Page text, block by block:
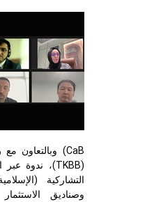
CaB) وبالتعاون مع
TKBB)، ندوة عبر
التشاركية
وصناديق الاستثمار